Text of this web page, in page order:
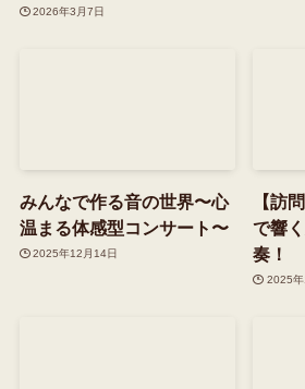
2026年3月7日
みんなで作る音の世界〜心
温まる体感型コンサート〜
2025年12月14日
【訪
で響
奏！
2025年